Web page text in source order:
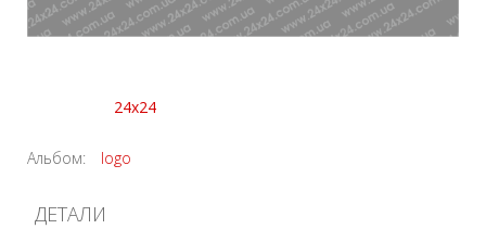
24x24
Альбом: logo
ДЕТАЛИ